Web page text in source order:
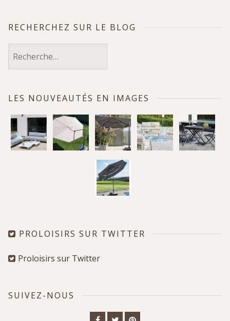
RECHERCHEZ SUR LE BLOG
Rechercher :
LES NOUVEAUTÉS EN IMAGES
PROLOISIRS SUR TWITTER
Proloisirs sur Twitter
SUIVEZ-NOUS